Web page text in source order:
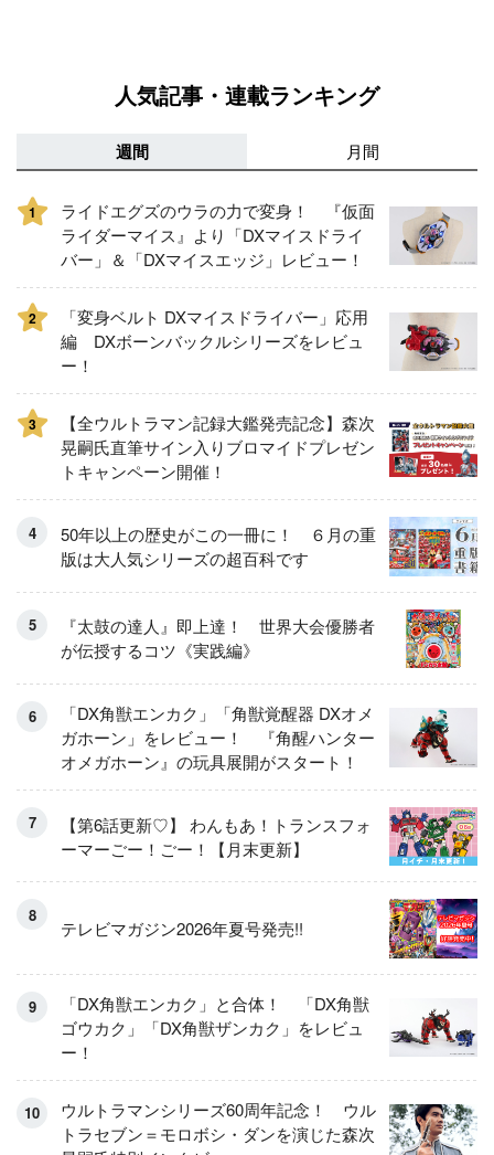
人気記事・連載ランキング
週間 月間
1
ライドエグズのウラの力で変身！ 『仮面
ライダーマイス』より「DXマイスドライ
バー」＆「DXマイスエッジ」レビュー！
2
「変身ベルト DXマイスドライバー」応用
編 DXボーンバックルシリーズをレビュ
ー！
3
【全ウルトラマン記録大鑑発売記念】森次
晃嗣氏直筆サイン入りブロマイドプレゼン
トキャンペーン開催！
50年以上の歴史がこの一冊に！ ６月の重
版は大人気シリーズの超百科です
『太鼓の達人』即上達！ 世界大会優勝者
が伝授するコツ《実践編》
「DX角獣エンカク」「角獣覚醒器 DXオメ
ガホーン」をレビュー！ 『角醒ハンター
オメガホーン』の玩具展開がスタート！
【第6話更新♡】 わんもあ！トランスフォ
ーマーごー！ごー！【月末更新】
テレビマガジン2026年夏号発売!!
「DX角獣エンカク」と合体！ 「DX角獣
ゴウカク」「DX角獣ザンカク」をレビュ
ー！
ウルトラマンシリーズ60周年記念！ ウル
トラセブン＝モロボシ・ダンを演じた森次